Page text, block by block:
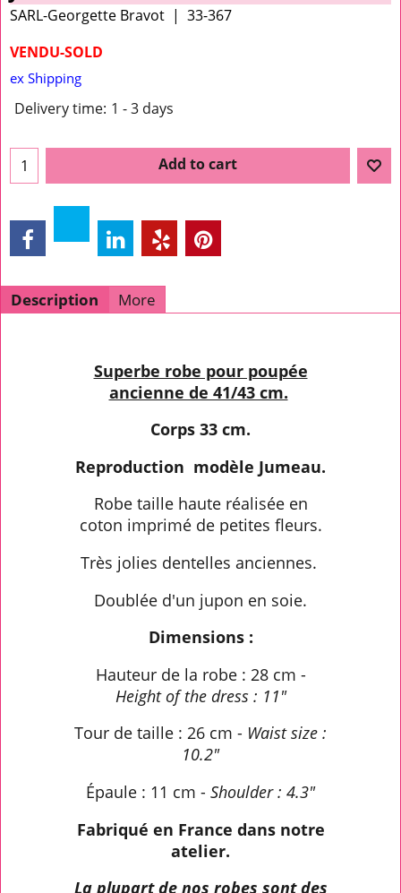
SARL-Georgette Bravot
33-367
VENDU-SOLD
ex Shipping
Delivery time: 1 - 3 days
Add to cart
Description More
Superbe robe pour poupée
ancienne de 41/43 cm.
Corps 33 cm.
Reproduction modèle Jumeau.
Robe taille haute réalisée en
coton imprimé de petites fleurs.
Très jolies dentelles anciennes.
Doublée d'un jupon en soie.
Dimensions :
Hauteur de la robe : 28 cm -
Height of the dress : 11"
Tour de taille : 26 cm - Waist size :
10.2"
Épaule : 11 cm - Shoulder : 4.3"
Fabriqué en France dans notre
atelier.
La plupart de nos robes sont des